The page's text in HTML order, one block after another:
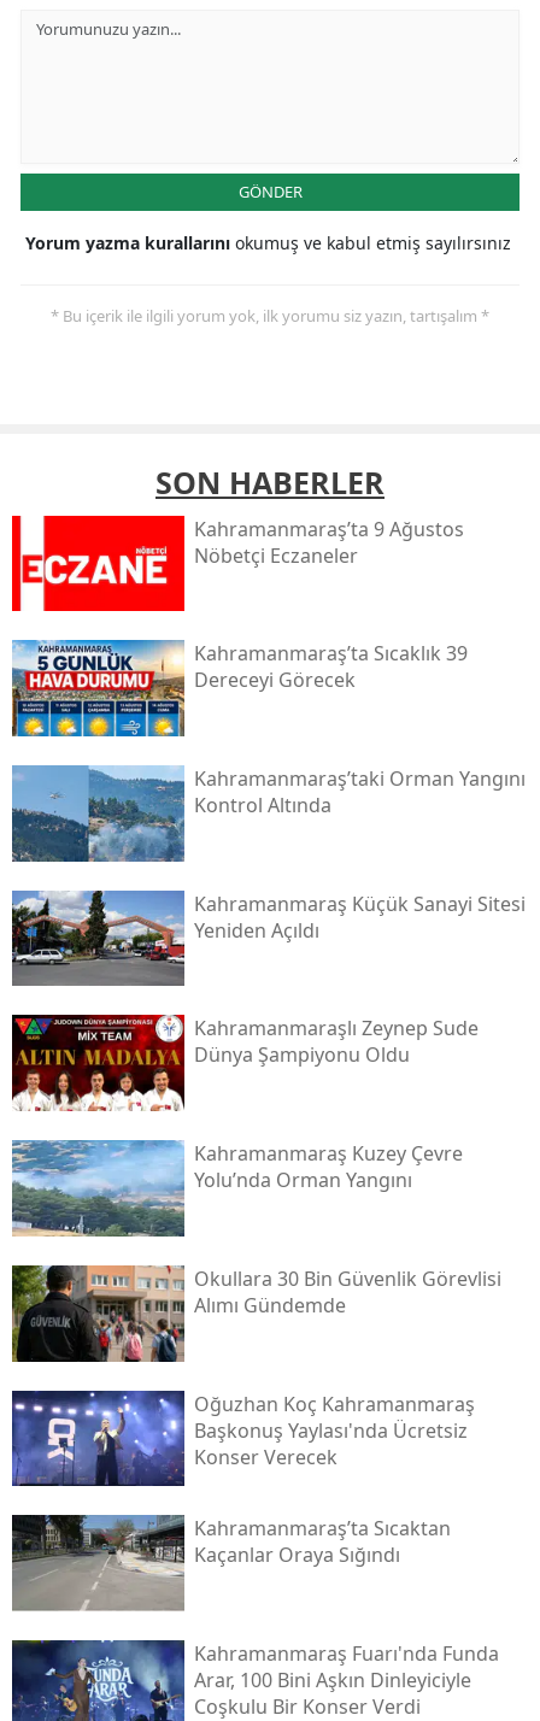
GÖNDER
Yorum yazma kurallarını okumuş ve kabul etmiş sayılırsınız
* Bu içerik ile ilgili yorum yok, ilk yorumu siz yazın, tartışalım *
SON HABERLER
Kahramanmaraş’ta 9 Ağustos
Nöbetçi Eczaneler
Kahramanmaraş’ta Sıcaklık 39
Dereceyi Görecek
Kahramanmaraş’taki Orman Yangını
Kontrol Altında
Kahramanmaraş Küçük Sanayi Sitesi
Yeniden Açıldı
Kahramanmaraşlı Zeynep Sude
Dünya Şampiyonu Oldu
Kahramanmaraş Kuzey Çevre
Yolu’nda Orman Yangını
Okullara 30 Bin Güvenlik Görevlisi
Alımı Gündemde
Oğuzhan Koç Kahramanmaraş
Başkonuş Yaylası'nda Ücretsiz
Konser Verecek
Kahramanmaraş’ta Sıcaktan
Kaçanlar Oraya Sığındı
Kahramanmaraş Fuarı'nda Funda
Arar, 100 Bini Aşkın Dinleyiciyle
Coşkulu Bir Konser Verdi